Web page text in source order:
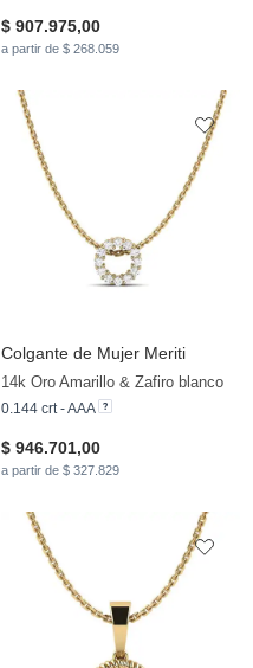
$ 907.975,00
a partir de $ 268.059
Colgante de Mujer Meriti
14k Oro Amarillo & Zafiro blanco
0.144 crt - AAA
$ 946.701,00
a partir de $ 327.829